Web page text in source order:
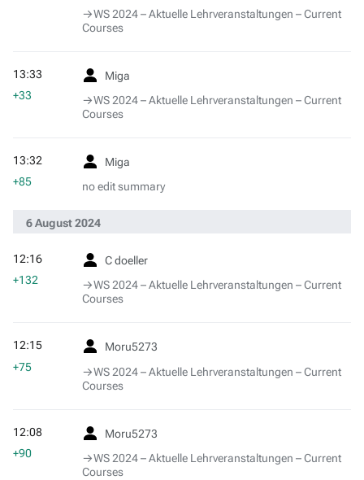
→‎WS 2024 – Aktuelle Lehrveranstaltungen – Current
Courses
Miga
→‎WS 2024 – Aktuelle Lehrveranstaltungen – Current
Courses
13:33
+33
Miga
no edit summary
13:32
+85
6 August 2024
C doeller
→‎WS 2024 – Aktuelle Lehrveranstaltungen – Current
Courses
12:16
+132
Moru5273
→‎WS 2024 – Aktuelle Lehrveranstaltungen – Current
Courses
12:15
+75
Moru5273
→‎WS 2024 – Aktuelle Lehrveranstaltungen – Current
Courses
12:08
+90